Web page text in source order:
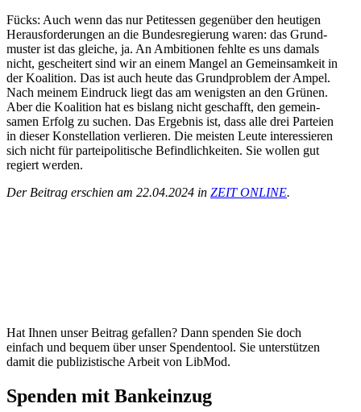
Fücks: Auch wenn das nur Petitessen gegenüber den heutigen
Heraus­for­de­rungen an die Bundes­re­gierung waren: das Grund­
muster ist das gleiche, ja. An Ambitionen fehlte es uns damals
nicht, gescheitert sind wir an einem Mangel an Gemein­samkeit in
der Koalition. Das ist auch heute das Grund­problem der Ampel.
Nach meinem Eindruck liegt das am wenigsten an den Grünen.
Aber die Koalition hat es bislang nicht geschafft, den gemein­
samen Erfolg zu suchen. Das Ergebnis ist, dass alle drei Parteien
in dieser Konstel­lation verlieren. Die meisten Leute inter­es­sieren
sich nicht für partei­po­li­tische Befind­lich­keiten. Sie wollen gut
regiert werden.
Der Beitrag erschien am 22.04.2024 in ZEIT ONLINE.
Hat Ihnen unser Beitrag gefallen? Dann spenden Sie doch
einfach und bequem über unser Spendentool. Sie unter­stützen
damit die publi­zis­tische Arbeit von LibMod.
Spenden mit Bankeinzug